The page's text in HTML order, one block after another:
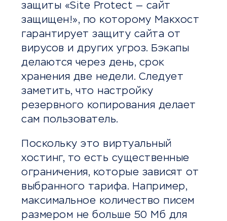
защиты «Site Protect — сайт
защищен!», по которому Макхост
гарантирует защиту сайта от
вирусов и других угроз. Бэкапы
делаются через день, срок
хранения две недели. Следует
заметить, что настройку
резервного копирования делает
сам пользователь.
Поскольку это виртуальный
хостинг, то есть существенные
ограничения, которые зависят от
выбранного тарифа. Например,
максимальное количество писем
размером не больше 50 Мб для